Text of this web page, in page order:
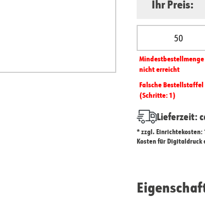
Ihr Preis:
Produkt
Mindest­­bestell­­menge
nicht erreicht
Falsche Bestellstaffel
(Schritte: 1)
Lieferzeit:
* zzgl. Einrichtekosten:
Kosten für Digitaldruck